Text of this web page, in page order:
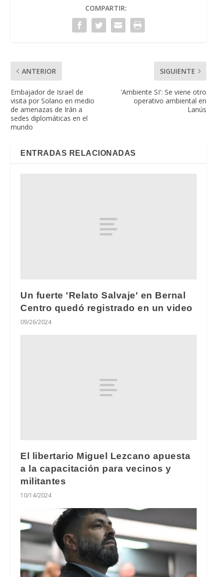
COMPARTIR:
ANTERIOR
Embajador de Israel de
visita por Solano en medio
de amenazas de Irán a
sedes diplomáticas en el
mundo
SIGUIENTE
'Ambiente SI': Se viene otro
operativo ambiental en
Lanús
ENTRADAS RELACIONADAS
Un fuerte 'Relato Salvaje' en Bernal
Centro quedó registrado en un video
09/26/2024
El libertario Miguel Lezcano apuesta
a la capacitación para vecinos y
militantes
10/14/2024